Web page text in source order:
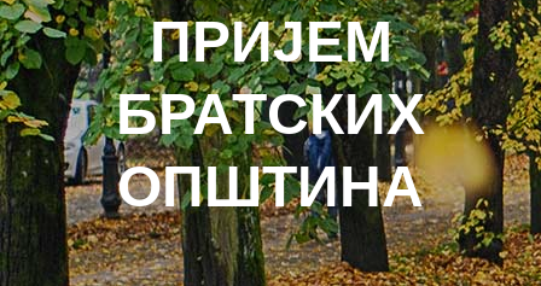
ПРИЈЕМ
БРАТСКИХ
ОПШТИНА